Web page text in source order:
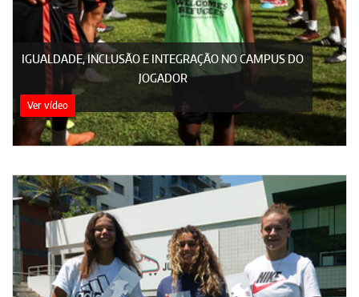
IGUALDADE, INCLUSÃO E INTEGRAÇÃO NO CAMPUS DO
JOGADOR
Ver vídeo